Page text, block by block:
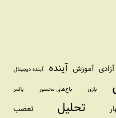
آزادی آموزش آینده آینده دیجیتال
بازی باغ‌های محصور بالمر
تحلیل تعصب